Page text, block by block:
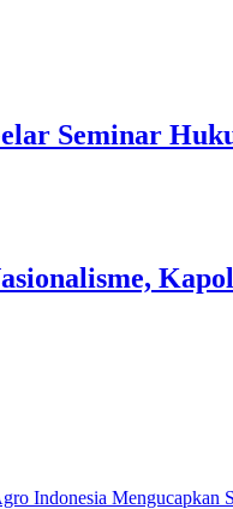
Seminar
Indonesia Mengucapkan